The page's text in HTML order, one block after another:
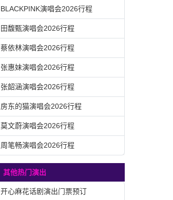
BLACKPINK演唱会2026行程
田馥甄演唱会2026行程
蔡依林演唱会2026行程
张惠妹演唱会2026行程
张韶涵演唱会2026行程
房东的猫演唱会2026行程
莫文蔚演唱会2026行程
周笔畅演唱会2026行程
其他热门演出
开心麻花话剧演出门票预订